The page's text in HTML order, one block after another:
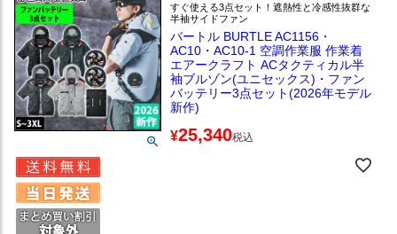
すぐ使える3点セット！遮熱性と冷感性抜群な
半袖サイドファン
バートル BURTLE AC1156・
AC10・AC10-1 空調作業服 作業着
エアークラフト ACタクティカル半
袖ブルゾン(ユニセックス)・ファン
バッテリー3点セット(2026年モデル
新作)
¥25,340税込